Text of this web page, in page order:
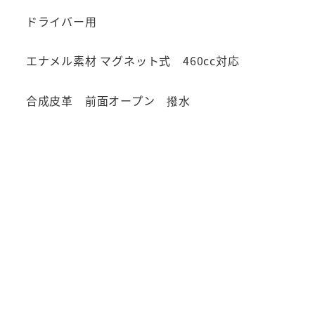
ドライバー用
エナメル素材 マグネット式 460cc対応
合成皮革 前面オープン 撥水